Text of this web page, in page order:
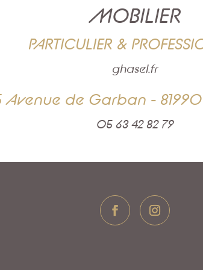
MOBILIER
PARTICULIER &
ghasel.fr
Avenue de Garban -
05 63 42 82 79